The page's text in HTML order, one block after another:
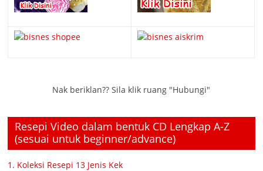
Nak beriklan?? Sila klik ruang "Hubungi"
Resepi Video dalam bentuk CD Lengkap A-Z
(sesuai untuk beginner/advance)
1. Koleksi Resepi 13 Jenis Kek